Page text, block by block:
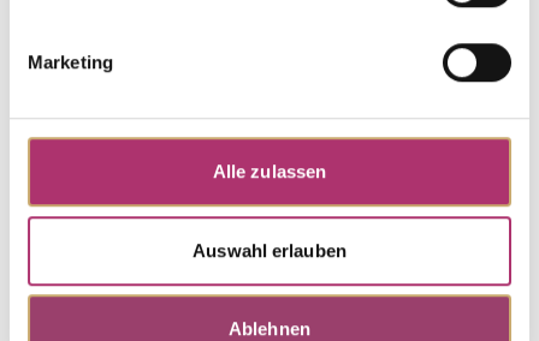
Marketing
Alle zulassen
Auswahl erlauben
Ablehnen